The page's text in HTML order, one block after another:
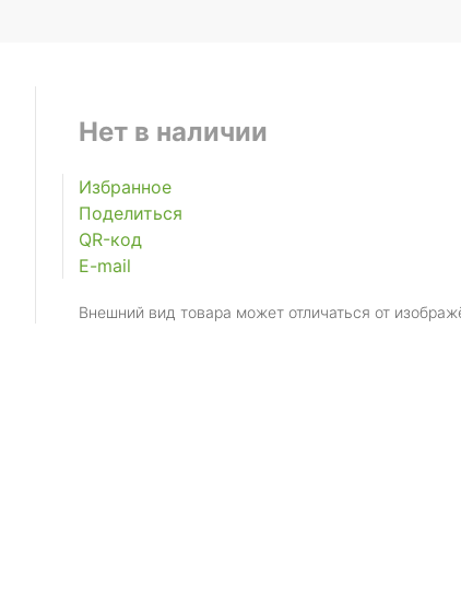
Нет в наличии
Избранное
Поделиться
QR-код
E-mail
Внешний вид товара может отличаться от